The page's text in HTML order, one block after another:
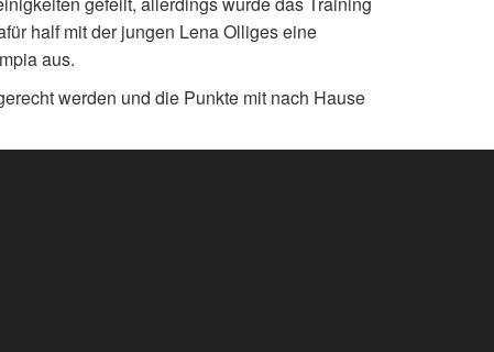
half mit der jungen Lena Olliges eine
aus.
werden und die Punkte mit nach Hause